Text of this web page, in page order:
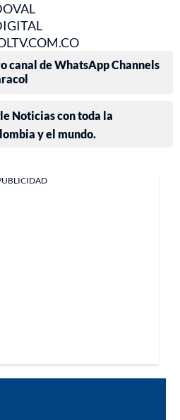
canal de WhatsApp Channels
Noticias con toda la
y el mundo.